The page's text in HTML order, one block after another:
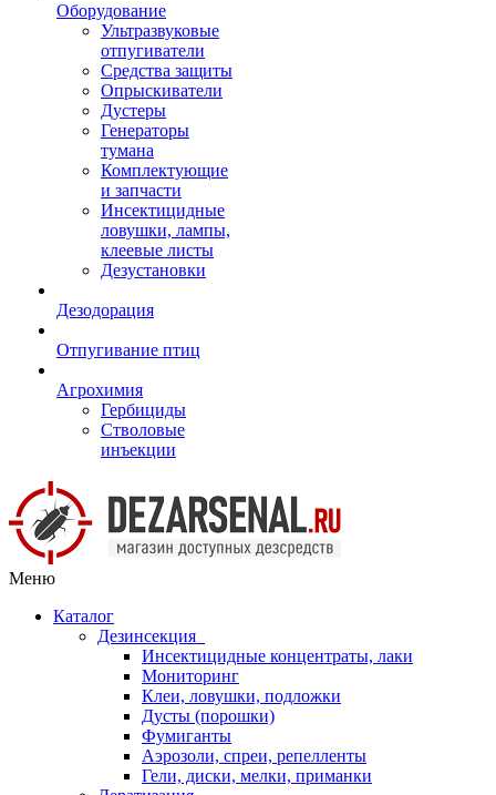
Оборудование
Ультразвуковые
отпугиватели
Средства защиты
Опрыскиватели
Дустеры
Генераторы
тумана
Комплектующие
и запчасти
Инсектицидные
ловушки, лампы,
клеевые листы
Дезустановки
Дезодорация
Отпугивание птиц
Агрохимия
Гербициды
Стволовые
инъекции
Меню
Каталог
Дезинсекция
Инсектицидные концентраты, лаки
Мониторинг
Клеи, ловушки, подложки
Дусты (порошки)
Фумиганты
Аэрозоли, спреи, репелленты
Гели, диски, мелки, приманки